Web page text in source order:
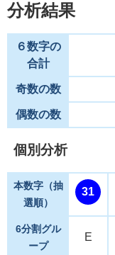
分析結果
６数字の
合計
奇数の数
偶数の数
個別分析
本数字（抽
選順）
31
6分割グル
ープ
E